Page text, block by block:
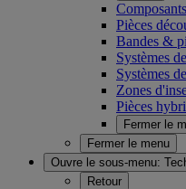
Pièces
Bandes &
Systèmes
Systèmes
Zones
Pièces
Fermer le
Fermer le menu
Ouvre le sous-menu:
Retour